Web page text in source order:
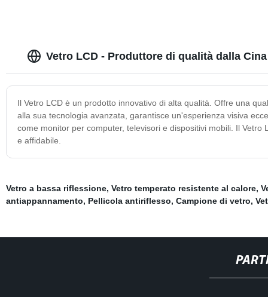
Vetro LCD - Produttore di qualità dalla Cina
Il Vetro LCD è un prodotto innovativo di alta qualità. Offre una
alla sua tecnologia avanzata, garantisce un'esperienza visiva
come monitor per computer, televisori e dispositivi mobili. Il
e affidabile.
Vetro a bassa riflessione, Vetro temperato resistente al calore,
antiappannamento, Pellicola antiriflesso, Campione di vetro,